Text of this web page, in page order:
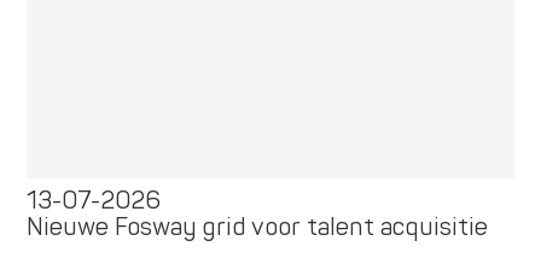
13-07-2026
Nieuwe Fosway grid voor talent acquisitie